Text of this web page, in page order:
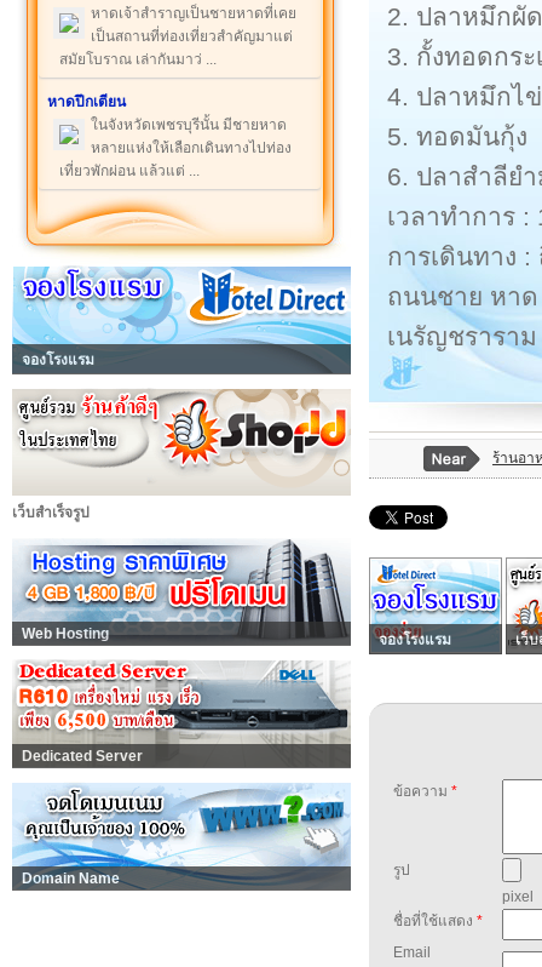
หาดเจ้าสำราญเป็นชายหาดที่เคย
เป็นสถานที่ท่องเที่ยวสำคัญมาแต่
สมัยโบราณ เล่ากันมาว่ ...
หาดปึกเตียน
ในจังหวัดเพชรบุรีนั้น มีชายหาด
หลายแห่งให้เลือกเดินทางไปท่อง
เที่ยวพักผ่อน แล้วแต่ ...
จองโรงแรม
เว็บสำเร็จรูป
Web Hosting
Dedicated Server
Domain Name
2. ปลาหมึกผั
3. กั้งทอดกระ
4. ปลาหมึกไ
5. ทอดมันกุ้ง
6. ปลาสำลีย
เวลาทำการ :
การเดินทาง :
ถนนชาย หาด
เนรัญชรารา
ร้านอา
จองโรงแรม เว็บ
ข้อความ *
รูป
pixel
ชื่อที่ใช้แสดง *
Email